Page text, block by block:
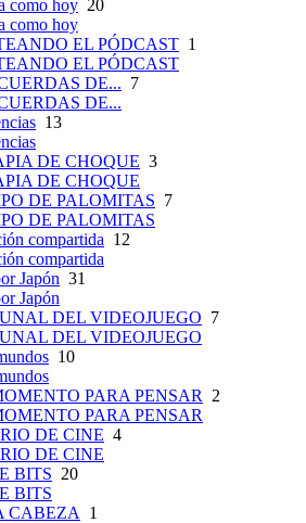
como hoy 20
como hoy
EL PÓDCAST 1
EL PÓDCAST
DE... 7
DE...
13
DE CHOQUE 3
DE CHOQUE
DE PALOMITAS 7
DE PALOMITAS
compartida 12
compartida
Japón 31
Japón
DEL VIDEOJUEGO 7
DEL VIDEOJUEGO
10
PARA PENSAR
2
PARA PENSAR
DE CINE 4
DE CINE
BITS 20
BITS
CABEZA
1